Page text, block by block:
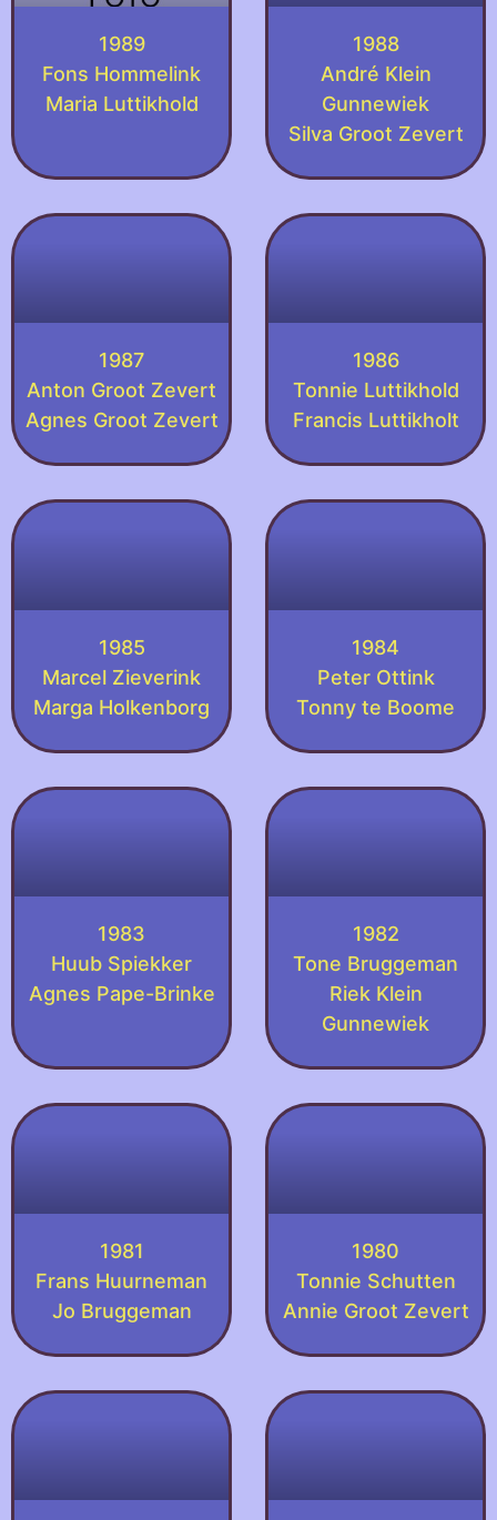
1989
Fons Hommelink
Maria Luttikhold
1988
André Klein
Gunnewiek
Silva Groot Zevert
1987
Anton Groot Zevert
Agnes Groot Zevert
1986
Tonnie Luttikhold
Francis Luttikholt
1985
Marcel Zieverink
Marga Holkenborg
1984
Peter Ottink
Tonny te Boome
1983
Huub Spiekker
Agnes Pape-Brinke
1982
Tone Bruggeman
Riek Klein
Gunnewiek
1981
Frans Huurneman
Jo Bruggeman
1980
Tonnie Schutten
Annie Groot Zevert